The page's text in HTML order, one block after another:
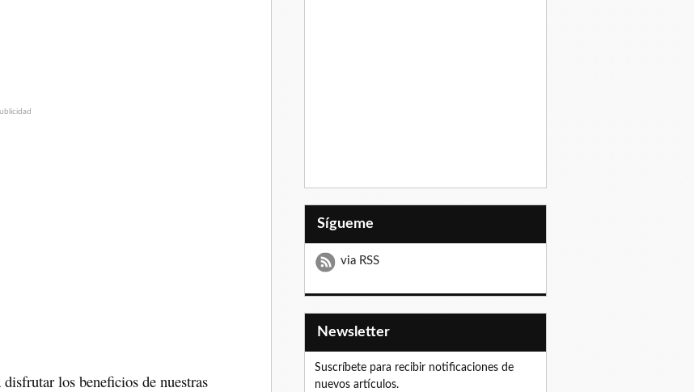
los beneficios de nuestras
Sígueme
via RSS
Newsletter
Suscríbete para recibir notificaciones de
nuevos artículos.